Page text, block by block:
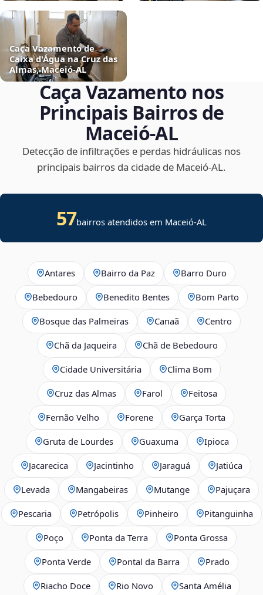
Caça Vazamento de
Caixa d'Água na Cruz das
Almas, Maceió‑AL
Caça Vazamento nos
Principais Bairros de
Maceió‑AL
Detecção de infiltrações e perdas hidráulicas nos
principais bairros da cidade de Maceió‑AL.
57bairros atendidos em Maceió-AL
Antares Bairro da Paz Barro Duro
Bebedouro Benedito Bentes Bom Parto
Bosque das Palmeiras Canaã Centro
Chã da Jaqueira Chã de Bebedouro
Cidade Universitária Clima Bom
Cruz das Almas Farol Feitosa
Fernão Velho Forene Garça Torta
Gruta de Lourdes Guaxuma Ipioca
Jacarecica Jacintinho Jaraguá Jatiúca
Levada Mangabeiras Mutange Pajuçara
Pescaria Petrópolis Pinheiro Pitanguinha
Poço Ponta da Terra Ponta Grossa
Ponta Verde Pontal da Barra Prado
Riacho Doce Rio Novo Santa Amélia